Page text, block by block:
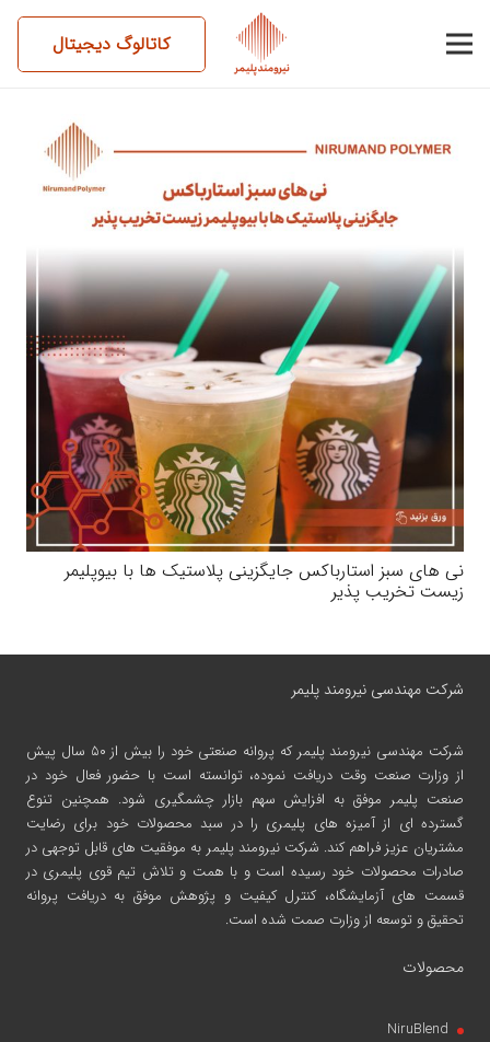
کاتالوگ دیجیتال
نی های سبز استارباکس جایگزینی پلاستیک ها با بیوپلیمر
زیست تخریب پذیر
شرکت مهندسی نیرومند پلیمر
شرکت مهندسی نیرومند پلیمر
که پروانه صنعتی خود را بیش از ۵۰ سال پیش
از وزارت صنعت وقت دریافت نموده، توانسته است با حضور فعال خود در
صنعت پلیمر موفق به افزایش سهم بازار چشمگیری شود. همچنین تنوع
گسترده ای از آمیزه های پلیمری را در سبد محصولات خود برای رضایت
مشتریان عزیز فراهم کند. شرکت نیرومند پلیمر به موفقیت های قابل توجهی در
صادرات محصولات خود رسیده است و با همت و تلاش تیم قوی پلیمری در
قسمت های آزمایشگاه، کنترل کیفیت و پژوهش موفق به دریافت پروانه
تحقیق و توسعه از وزارت صمت شده است.
محصولات
NiruBlend